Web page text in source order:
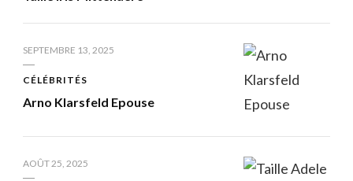
SEPTEMBRE 13, 2025
CÉLÉBRITÉS
Arno Klarsfeld Epouse
AOÛT 25, 2025